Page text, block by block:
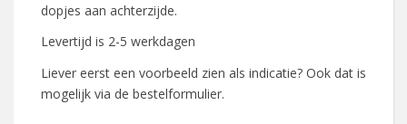
dopjes aan achterzijde.
Levertijd is 2-5 werkdagen
Liever eerst een voorbeeld zien als indicatie? Ook dat is
mogelijk via de bestelformulier.